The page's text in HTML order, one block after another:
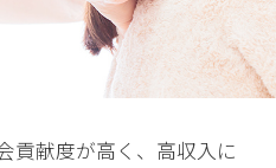
貢献度が高く、高収入に